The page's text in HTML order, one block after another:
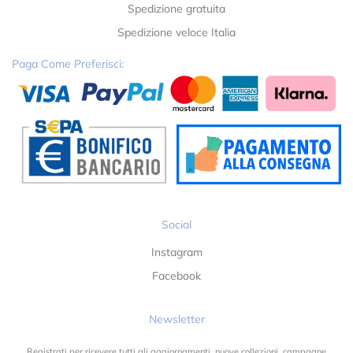
Spedizione gratuita
Spedizione veloce Italia
Paga Come Preferisci:
Social
Instagram
Facebook
Newsletter